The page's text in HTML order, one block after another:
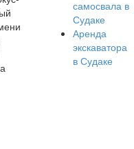
самосвала в
Судаке
Аренда
экскаватора
в Судаке